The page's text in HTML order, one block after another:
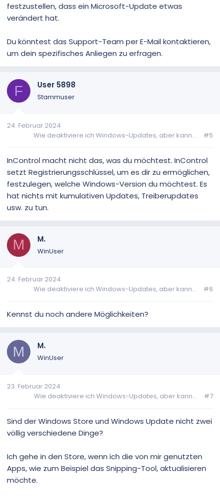
festzustellen, dass ein Microsoft-Update etwas
verändert hat.
Du könntest das Support-Team per E-Mail kontaktieren,
um dein spezifisches Anliegen zu erfragen.
F User 5898
Stammuser
24. Februar 2024
Wie deaktiviere ich Windows-Updates, aber kann...
#5
InControl macht nicht das, was du möchtest. InControl
setzt Registrierungsschlüssel, um es dir zu ermöglichen,
festzulegen, welche Windows-Version du möchtest. Es
hat nichts mit kumulativen Updates, Treiberupdates
usw. zu tun.
M M.
WinUser
24. Februar 2024
Wie deaktiviere ich Windows-Updates, aber kann...
#6
Kennst du noch andere Möglichkeiten?
M M.
WinUser
23. Februar 2024
Wie deaktiviere ich Windows-Updates, aber kann...
#7
Sind der Windows Store und Windows Update nicht zwei
völlig verschiedene Dinge?
Ich gehe in den Store, wenn ich die von mir genutzten
Apps, wie zum Beispiel das Snipping-Tool, aktualisieren
möchte.